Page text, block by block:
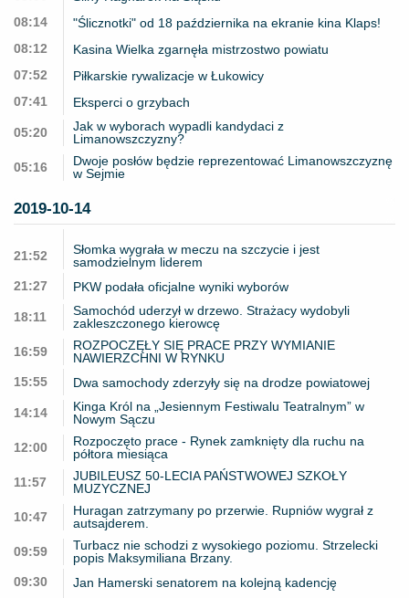
08:14
"Ślicznotki" od 18 października na ekranie kina Klaps!
08:12
Kasina Wielka zgarnęła mistrzostwo powiatu
07:52
Piłkarskie rywalizacje w Łukowicy
07:41
Eksperci o grzybach
05:20
Jak w wyborach wypadli kandydaci z
Limanowszczyzny?
05:16
Dwoje posłów będzie reprezentować Limanowszczyznę
w Sejmie
2019-10-14
21:52
Słomka wygrała w meczu na szczycie i jest
samodzielnym liderem
21:27
PKW podała oficjalne wyniki wyborów
18:11
Samochód uderzył w drzewo. Strażacy wydobyli
zakleszczonego kierowcę
16:59
ROZPOCZĘŁY SIĘ PRACE PRZY WYMIANIE
NAWIERZCHNI W RYNKU
15:55
Dwa samochody zderzyły się na drodze powiatowej
14:14
Kinga Król na „Jesiennym Festiwalu Teatralnym” w
Nowym Sączu
12:00
Rozpoczęto prace - Rynek zamknięty dla ruchu na
półtora miesiąca
11:57
JUBILEUSZ 50-LECIA PAŃSTWOWEJ SZKOŁY
MUZYCZNEJ
10:47
Huragan zatrzymany po przerwie. Rupniów wygrał z
autsajderem.
09:59
Turbacz nie schodzi z wysokiego poziomu. Strzelecki
popis Maksymiliana Brzany.
09:30
Jan Hamerski senatorem na kolejną kadencję